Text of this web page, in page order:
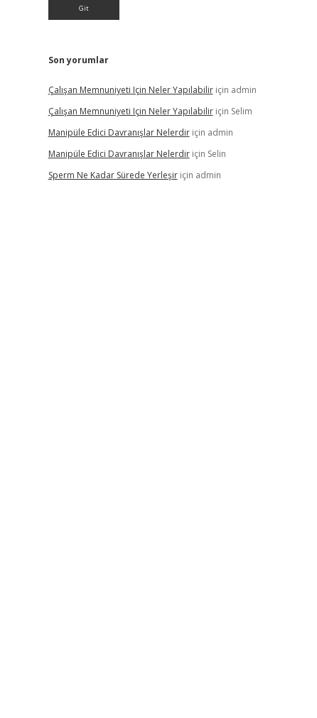
Son yorumlar
Çalışan Memnuniyeti Için Neler Yapılabiliriçin admin
Çalışan Memnuniyeti Için Neler Yapılabiliriçin Selim
Manipüle Edici Davranışlar Nelerdiriçin admin
Manipüle Edici Davranışlar Nelerdiriçin Selin
Sperm Ne Kadar Sürede Yerleşiriçin admin